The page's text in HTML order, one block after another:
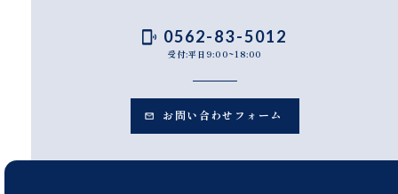
0562-83-5012
受付:平日9:00~18:00
お問い合わせフォーム